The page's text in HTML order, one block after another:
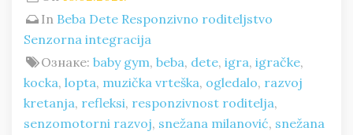
In Beba Dete Responzivno roditeljstvo
Senzorna integracija
Ознаке:baby gym,beba, dete,igra,igračke,
kocka, lopta, muzička vrteška, ogledalo, razvoj
kretanja, refleksi, responzivnost roditelja,
senzomotorni razvoj, snežana milanović, snežana